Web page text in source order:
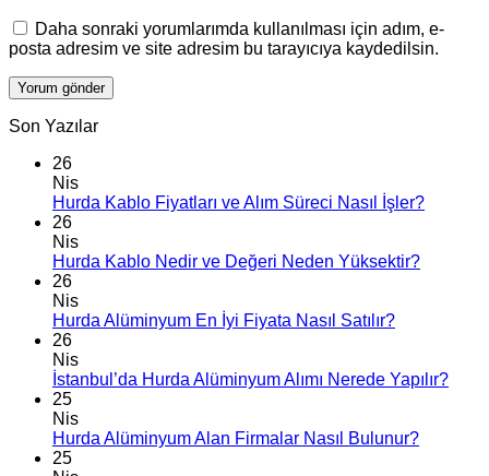
Daha sonraki yorumlarımda kullanılması için adım, e-
posta adresim ve site adresim bu tarayıcıya kaydedilsin.
Son Yazılar
26
Nis
Hurda Kablo Fiyatları ve Alım Süreci Nasıl İşler?
26
Nis
Hurda Kablo Nedir ve Değeri Neden Yüksektir?
26
Nis
Hurda Alüminyum En İyi Fiyata Nasıl Satılır?
26
Nis
İstanbul’da Hurda Alüminyum Alımı Nerede Yapılır?
25
Nis
Hurda Alüminyum Alan Firmalar Nasıl Bulunur?
25